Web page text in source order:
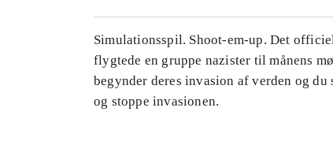
Simulationsspil. Shoot-em-up. Det
flygtede en gruppe nazister til månens
begynder deres invasion af verden og
og stoppe invasionen.